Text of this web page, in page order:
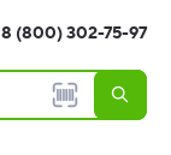
8 (800) 302-75-97